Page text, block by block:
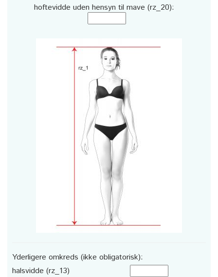
hoftevidde uden hensyn til mave (rz_20):
Yderligere omkreds (ikke obligatorisk):
halsvidde (rz_13)